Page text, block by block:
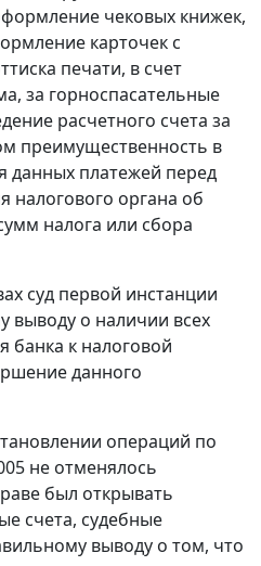
чековых книжек,
карточек с
печати, в счет
за горноспасательные
расчетного счета за
преимущественность в
данных платежей перед
налогового органа об
налога или сбора
суд первой инстанции
выводу о наличии всех
банка к налоговой
данного
операций по
не отменялось
был открывать
счета, судебные
выводу о том, что